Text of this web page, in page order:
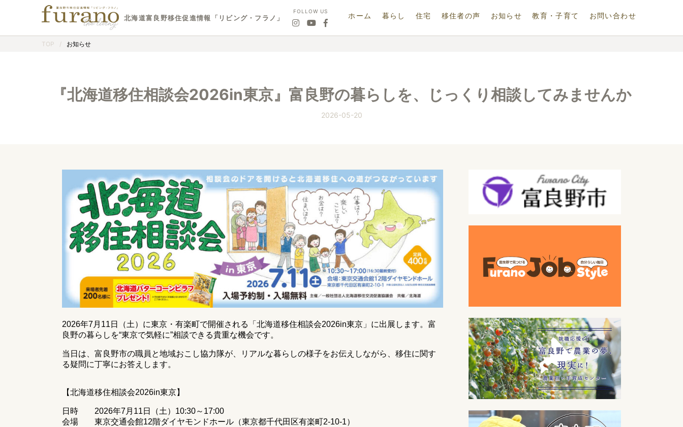
北海道富良野移住促進情報「リビング・フラノ」
FOLLOW US ホーム 暮らし 住宅 移住者の声 お知らせ 教育・子育て お問い合わせ
TOP / お知らせ
『北海道移住相談会2026in東京』富良野の暮らしを、じっくり相談してみませんか
2026-05-20
2026年7月11日（土）に東京・有楽町で開催される「北海道移住相談会2026in東京」に出展します。富
良野の暮らしを“東京で気軽に”相談できる貴重な機会です。
当日は、富良野市の職員と地域おこし協力隊が、リアルな暮らしの様子をお伝えしながら、移住に関す
る疑問に丁寧にお答えします。
【北海道移住相談会2026in東京】
日時 2026年7月11日（土）10:30～17:00
会場 東京交通会館12階ダイヤモンドホール（東京都千代田区有楽町2-10-1）